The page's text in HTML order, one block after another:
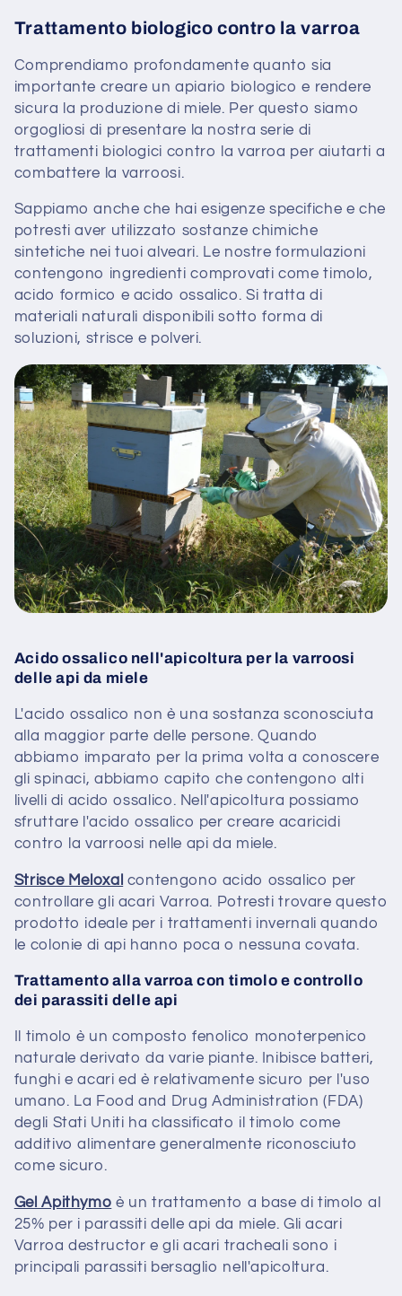
n
e
:
Trattamento biologico contro la varroa
Comprendiamo profondamente quanto sia
importante creare un apiario biologico e rendere
sicura la produzione di miele. Per questo siamo
orgogliosi di presentare la nostra serie di
trattamenti biologici contro la varroa per aiutarti a
combattere la varroosi.
Sappiamo anche che hai esigenze specifiche e che
potresti aver utilizzato sostanze chimiche
sintetiche nei tuoi alveari. Le nostre formulazioni
contengono ingredienti comprovati come timolo,
acido formico e acido ossalico. Si tratta di
materiali naturali disponibili sotto forma di
soluzioni, strisce e polveri.
Acido ossalico nell'apicoltura per la varroosi
delle api da miele
L'acido ossalico non è una sostanza sconosciuta
alla maggior parte delle persone. Quando
abbiamo imparato per la prima volta a conoscere
gli spinaci, abbiamo capito che contengono alti
livelli di acido ossalico. Nell'apicoltura possiamo
sfruttare l'acido ossalico per creare acaricidi
contro la varroosi nelle api da miele.
Strisce Meloxal contengono acido ossalico per
controllare gli acari Varroa. Potresti trovare questo
prodotto ideale per i trattamenti invernali quando
le colonie di api hanno poca o nessuna covata.
Trattamento alla varroa con timolo e controllo
dei parassiti delle api
Il timolo è un composto fenolico monoterpenico
naturale derivato da varie piante. Inibisce batteri,
funghi e acari ed è relativamente sicuro per l'uso
umano. La Food and Drug Administration (FDA)
degli Stati Uniti ha classificato il timolo come
additivo alimentare generalmente riconosciuto
come sicuro.
Gel Apithymo è un trattamento a base di timolo al
25% per i parassiti delle api da miele. Gli acari
Varroa destructor e gli acari tracheali sono i
principali parassiti bersaglio nell'apicoltura.